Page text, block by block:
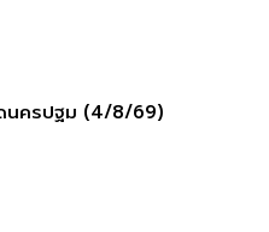
นครปฐม (4/8/69)